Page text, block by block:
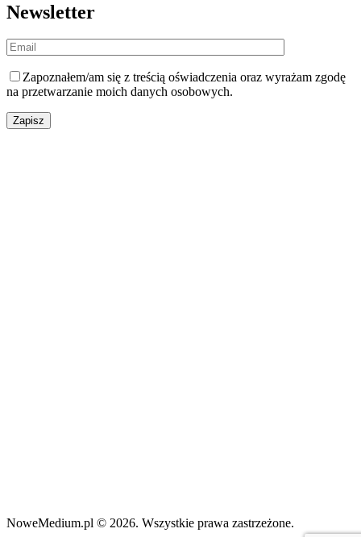
Newsletter
Zapoznałem/am się z treścią oświadczenia oraz wyrażam zgodę
na przetwarzanie moich danych osobowych.
NoweMedium.pl © 2026. Wszystkie prawa zastrzeżone.